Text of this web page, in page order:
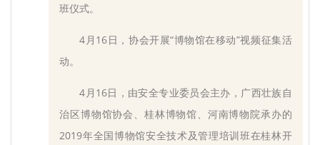
班仪式。
4月16日，协会开展“博物馆在移动”视频征集活
动。
4月16日，由安全专业委员会主办，广西壮族自
治区博物馆协会、桂林博物馆、河南博物院承办的
2019年全国博物馆安全技术及管理培训班在桂林开